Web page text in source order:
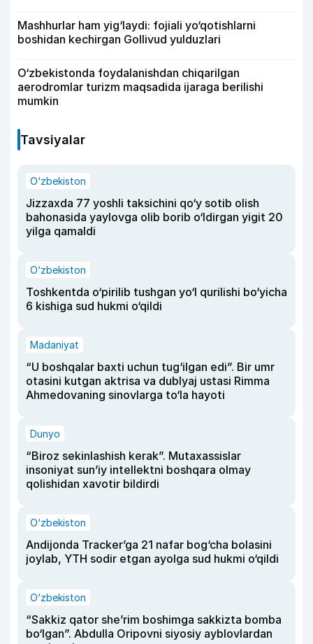
Mashhurlar ham yig‘laydi: fojiali yo‘qotishlarni
boshidan kechirgan Gollivud yulduzlari
O‘zbekistonda foydalanishdan chiqarilgan
aerodromlar turizm maqsadida ijaraga berilishi
mumkin
Tavsiyalar
O‘zbekiston
Jizzaxda 77 yoshli taksichini qo‘y sotib olish
bahonasida yaylovga olib borib o‘ldirgan yigit 20
yilga qamaldi
O‘zbekiston
Toshkentda o‘pirilib tushgan yo‘l qurilishi bo‘yicha
6 kishiga sud hukmi o‘qildi
Madaniyat
“U boshqalar baxti uchun tug‘ilgan edi”. Bir umr
otasini kutgan aktrisa va dublyaj ustasi Rimma
Ahmedovaning sinovlarga to‘la hayoti
Dunyo
“Biroz sekinlashish kerak”. Mutaxassislar
insoniyat sun’iy intellektni boshqara olmay
qolishidan xavotir bildirdi
O‘zbekiston
Andijonda Tracker’ga 21 nafar bog‘cha bolasini
joylab, YTH sodir etgan ayolga sud hukmi o‘qildi
O‘zbekiston
“Sakkiz qator she’rim boshimga sakkizta bomba
bo‘lgan”. Abdulla Oripovni siyosiy ayblovlardan